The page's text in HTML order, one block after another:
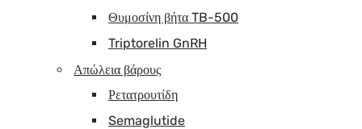
Θυμοσίνη βήτα TB-500
Triptorelin GnRH
Απώλεια βάρους
Ρετατρουτίδη
Semaglutide